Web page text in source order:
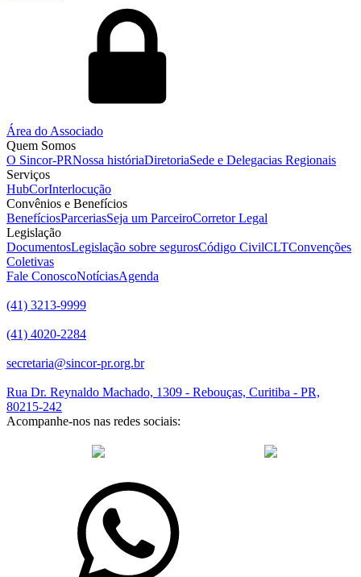
Área do Associado
Quem Somos
O Sincor-PRNossa históriaDiretoriaSede e Delegacias Regionais
Serviços
HubCorInterlocução
Convênios e Benefícios
BenefíciosParceriasSeja um ParceiroCorretor Legal
Legislação
DocumentosLegislação sobre segurosCódigo CivilCLTConvenções
Coletivas
Fale ConoscoNotíciasAgenda
(41) 3213-9999
(41) 4020-2284
secretaria@sincor-pr.org.br
Rua Dr. Reynaldo Machado, 1309 - Rebouças, Curitiba - PR,
80215-242
Acompanhe-nos nas redes sociais: